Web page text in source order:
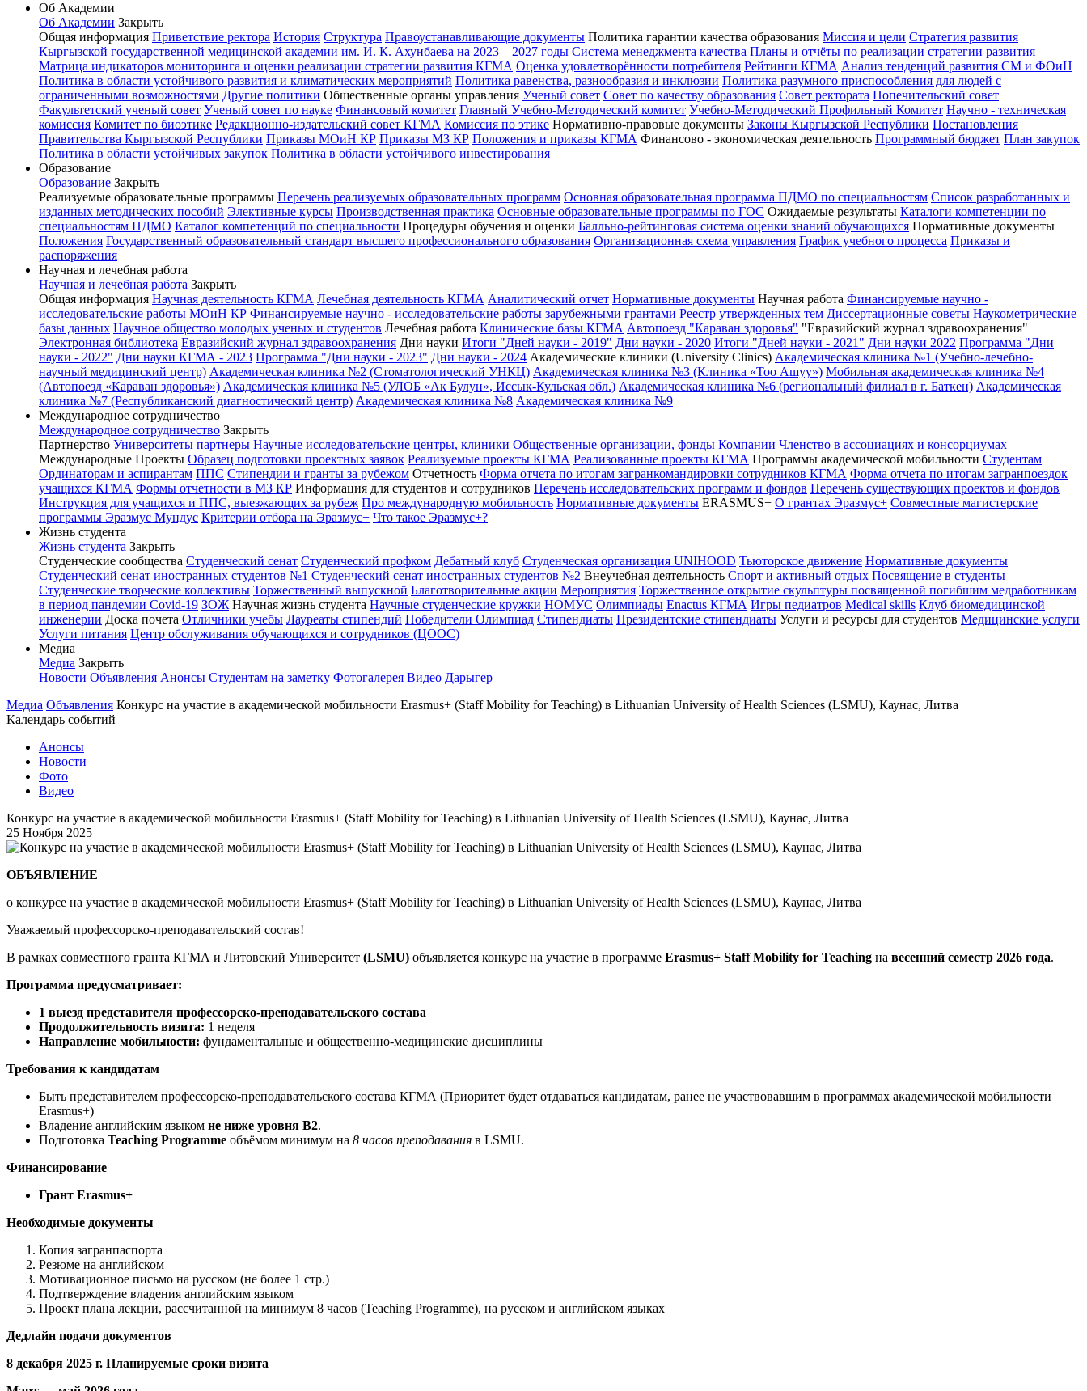
Об Академии
Об Академии Закрыть
Общая информация Приветствие ректора История Структура Правоустанавливающие документы Политика гарантии качества образования Миссия и цели Стратегия развития
Кыргызской государственной медицинской академии им. И. К. Ахунбаева на 2023 – 2027 годы Система менеджмента качества Планы и отчёты по реализации стратегии развития
Матрица индикаторов мониторинга и оценки реализации стратегии развития КГМА Оценка удовлетворённости потребителя Рейтинги КГМА Анализ тенденций развития СМ и ФОиН
Политика в области устойчивого развития и климатических мероприятий Политика равенства, разнообразия и инклюзии Политика разумного приспособления для людей с
ограниченными возможностями Другие политики Общественные органы управления Ученый совет Совет по качеству образования Совет ректората Попечительский совет
Факультетский ученый совет Ученый совет по науке Финансовый комитет Главный Учебно-Методический комитет Учебно-Методический Профильный Комитет Научно - техническая
комиссия Комитет по биоэтике Редакционно-издательский совет КГМА Комиссия по этике Нормативно-правовые документы Законы Кыргызской Республики Постановления
Правительства Кыргызской Республики Приказы МОиН КР Приказы МЗ КР Положения и приказы КГМА Финансово - экономическая деятельность Программный бюджет План закупок
Политика в области устойчивых закупок Политика в области устойчивого инвестирования
Образование
Образование Закрыть
Реализуемые образовательные программы Перечень реализуемых образовательных программ Основная образовательная программа ПДМО по специальностям Список разработанных и
изданных методических пособий Элективные курсы Производственная практика Основные образовательные программы по ГОС Ожидаемые результаты Каталоги компетенции по
специальностям ПДМО Каталог компетенций по специальности Процедуры обучения и оценки Балльно-рейтинговая система оценки знаний обучающихся Нормативные документы
Положения Государственный образовательный стандарт высшего профессионального образования Организационная схема управления График учебного процесса Приказы и
распоряжения
Научная и лечебная работа
Научная и лечебная работа Закрыть
Общая информация Научная деятельность КГМА Лечебная деятельность КГМА Аналитический отчет Нормативные документы Научная работа Финансируемые научно -
исследовательские работы МОиН КР Финансируемые научно - исследовательские работы зарубежными грантами Реестр утвержденных тем Диссертационные советы Наукометрические
базы данных Научное общество молодых ученых и студентов Лечебная работа Клинические базы КГМА Автопоезд "Караван здоровья" "Евразийский журнал здравоохранения"
Электронная библиотека Евразийский журнал здравоохранения Дни науки Итоги "Дней науки - 2019" Дни науки - 2020 Итоги "Дней науки - 2021" Дни науки 2022 Программа "Дни
науки - 2022" Дни науки КГМА - 2023 Программа "Дни науки - 2023" Дни науки - 2024 Академические клиники (University Clinics) Академическая клиника №1 (Учебно-лечебно-
научный медицинский центр) Академическая клиника №2 (Стоматологический УНКЦ) Академическая клиника №3 (Клиника «Тоо Ашуу») Мобильная академическая клиника №4
(Автопоезд «Караван здоровья») Академическая клиника №5 (УЛОБ «Ак Булун», Иссык-Кульская обл.) Академическая клиника №6 (региональный филиал в г. Баткен) Академическая
клиника №7 (Республиканский диагностический центр) Академическая клиника №8 Академическая клиника №9
Международное сотрудничество
Международное сотрудничество Закрыть
Партнерство Университеты партнеры Научные исследовательские центры, клиники Общественные организации, фонды Компании Членство в ассоциациях и консорциумах
Международные Проекты Образец подготовки проектных заявок Реализуемые проекты КГМА Реализованные проекты КГМА Программы академической мобильности Студентам
Ординаторам и аспирантам ППС Стипендии и гранты за рубежом Отчетность Форма отчета по итогам загранкомандировки сотрудников КГМА Форма отчета по итогам загранпоездок
учащихся КГМА Формы отчетности в МЗ КР Информация для студентов и сотрудников Перечень исследовательских программ и фондов Перечень существующих проектов и фондов
Инструкция для учащихся и ППС, выезжающих за рубеж Про международную мобильность Нормативные документы ERASMUS+ О грантах Эразмус+ Совместные магистерские
программы Эразмус Мундус Критерии отбора на Эразмус+ Что такое Эразмус+?
Жизнь студента
Жизнь студента Закрыть
Студенческие сообщества Студенческий сенат Студенческий профком Дебатный клуб Студенческая организация UNIHOOD Тьюторское движение Нормативные документы
Студенческий сенат иностранных студентов №1 Студенческий сенат иностранных студентов №2 Внеучебная деятельность Спорт и активный отдых Посвящение в студенты
Студенческие творческие коллективы Торжественный выпускной Благотворительные акции Мероприятия Торжественное открытие скульптуры посвященной погибшим медработникам
в период пандемии Covid-19 ЗОЖ Научная жизнь студента Научные студенческие кружки НОМУС Олимпиады Enactus КГМА Игры педиатров Medical skills Клуб биомедицинской
инженерии Доска почета Отличники учебы Лауреаты стипендий Победители Олимпиад Стипендиаты Президентские стипендиаты Услуги и ресурсы для студентов Медицинские услуги
Услуги питания Центр обслуживания обучающихся и сотрудников (ЦООС)
Медиа
Медиа Закрыть
Новости Объявления Анонсы Студентам на заметку Фотогалерея Видео Дарыгер
Медиа Объявления Конкурс на участие в академической мобильности Erasmus+ (Staff Mobility for Teaching) в Lithuanian University of Health Sciences (LSMU), Каунас, Литва
Календарь событий
Анонсы
Новости
Фото
Видео
Конкурс на участие в академической мобильности Erasmus+ (Staff Mobility for Teaching) в Lithuanian University of Health Sciences (LSMU), Каунас, Литва
25 Ноября 2025
ОБЪЯВЛЕНИЕ
о конкурсе на участие в академической мобильности Erasmus+ (Staff Mobility for Teaching) в Lithuanian University of Health Sciences (LSMU), Каунас, Литва
Уважаемый профессорско-преподавательский состав!
В рамках совместного гранта КГМА и Литовский Университет (LSMU) объявляется конкурс на участие в программе Erasmus+ Staff Mobility for Teaching на весенний семестр 2026 года.
Программа предусматривает:
1 выезд представителя профессорско-преподавательского состава
Продолжительность визита: 1 неделя
Направление мобильности: фундаментальные и общественно-медицинские дисциплины
Требования к кандидатам
Быть представителем профессорско-преподавательского состава КГМА (Приоритет будет отдаваться кандидатам, ранее не участвовавшим в программах академической мобильности
Erasmus+)
Владение английским языком не ниже уровня B2.
Подготовка Teaching Programme объёмом минимум на 8 часов преподавания в LSMU.
Финансирование
Грант Erasmus+
Необходимые документы
Копия загранпаспорта
Резюме на английском
Мотивационное письмо на русском (не более 1 стр.)
Подтверждение владения английским языком
Проект плана лекции, рассчитанной на минимум 8 часов (Teaching Programme), на русском и английском языках
Дедлайн подачи документов
8 декабря 2025 г. Планируемые сроки визита